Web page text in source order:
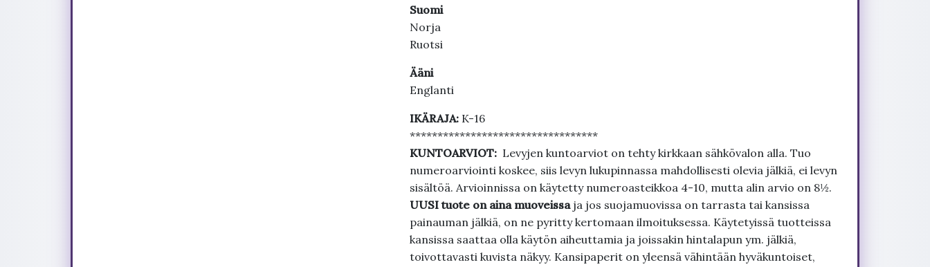
Suomi
Norja
Ruotsi
Ääni
Englanti
IKÄRAJA:K-16
**********************************
KUNTOARVIOT: Levyjen kuntoarviot on tehty kirkkaan sähkövalon alla. Tuo
numeroarviointi koskee, siis levyn lukupinnassa mahdollisesti olevia jälkiä, ei levyn
sisältöä. Arvioinnissa on käytetty numeroasteikkoa 4-10, mutta alin arvio on 8½.
UUSI tuote on aina muoveissa ja jos suojamuovissa on tarrasta tai kansissa
painauman jälkiä, on ne pyritty kertomaan ilmoituksessa. Käytetyissä tuotteissa
kansissa saattaa olla käytön aiheuttamia ja joissakin hintalapun ym. jälkiä,
toivottavasti kuvista näkyy. Kansipaperit on yleensä vähintään hyväkuntoiset,